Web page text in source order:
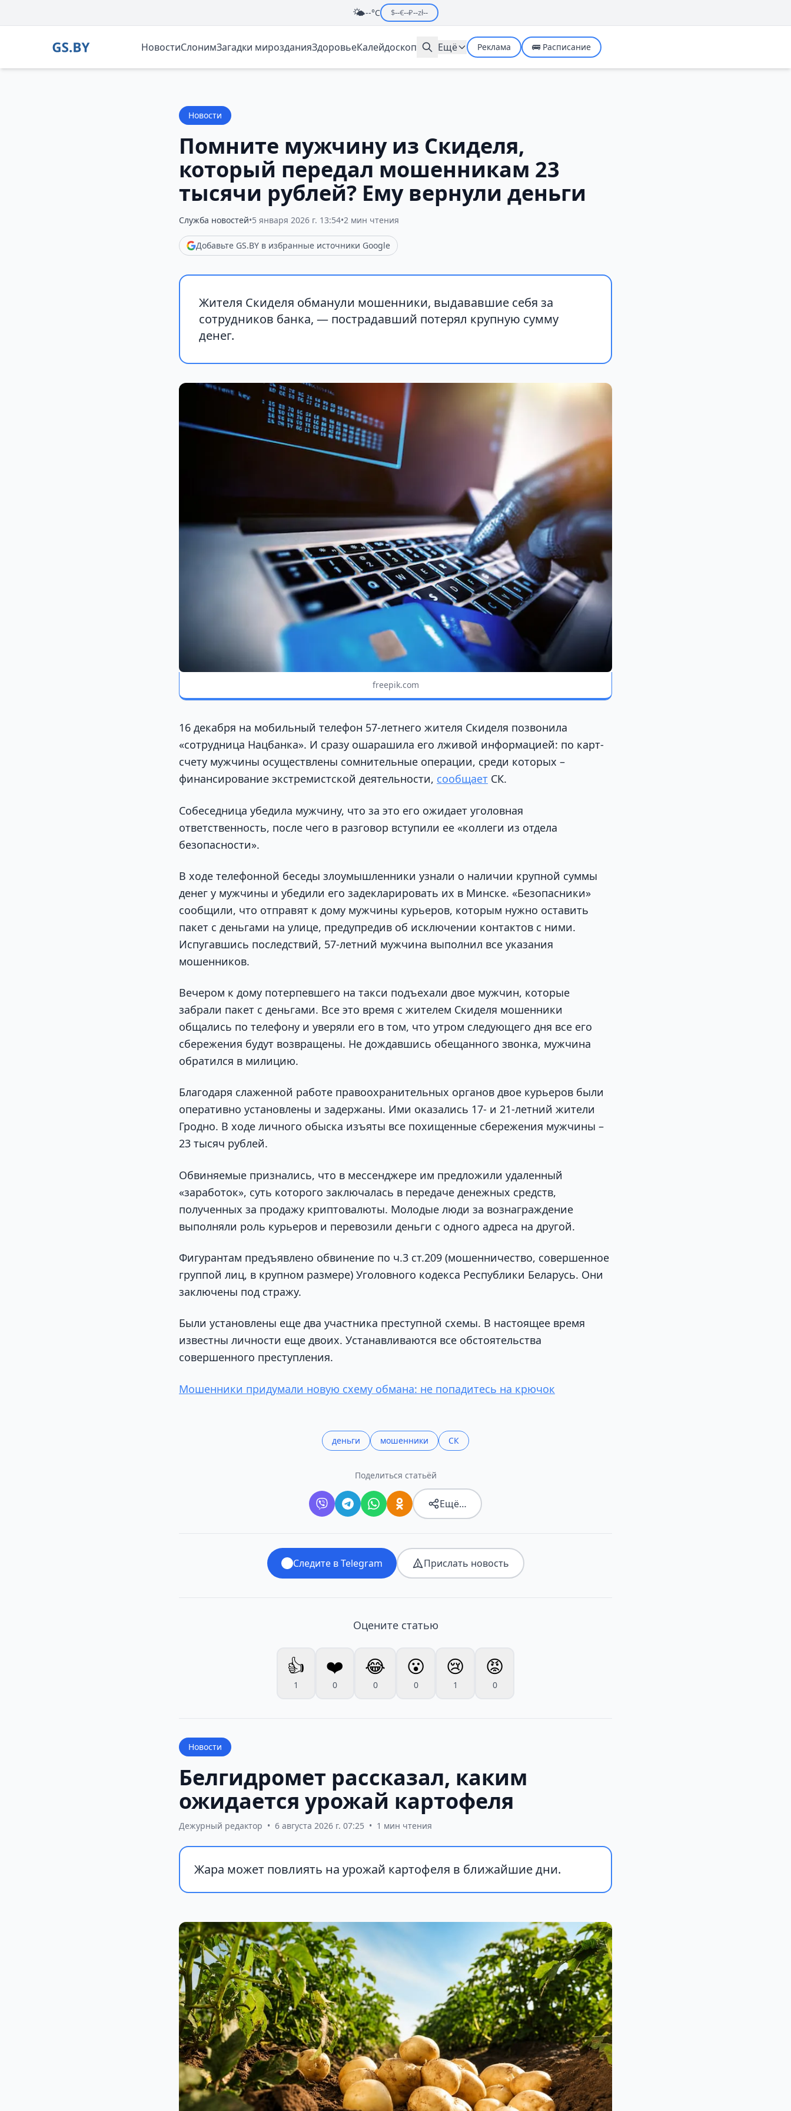
🌤️--°C $--€--₽--zł--
НовостиСлонимЗагадки мирозданияЗдоровьеКалейдоскоп Ещё Реклама 🚌 Расписание
Новости
Помните мужчину из Скиделя,
который передал мошенникам 23
тысячи рублей? Ему вернули деньги
Служба новостей•5 января 2026 г. 13:54•2 мин чтения
Добавьте GS.BY в избранные источники Google
Жителя Скиделя обманули мошенники, выдававшие себя за
сотрудников банка, — пострадавший потерял крупную сумму
денег.
freepik.com
16 декабря на мобильный телефон 57-летнего жителя Скиделя позвонила
«сотрудница Нацбанка». И сразу ошарашила его лживой информацией: по карт-
счету мужчины осуществлены сомнительные операции, среди которых –
финансирование экстремистской деятельности, сообщает СК.
Собеседница убедила мужчину, что за это его ожидает уголовная
ответственность, после чего в разговор вступили ее «коллеги из отдела
безопасности».
В ходе телефонной беседы злоумышленники узнали о наличии крупной суммы
денег у мужчины и убедили его задекларировать их в Минске. «Безопасники»
сообщили, что отправят к дому мужчины курьеров, которым нужно оставить
пакет с деньгами на улице, предупредив об исключении контактов с ними.
Испугавшись последствий, 57-летний мужчина выполнил все указания
мошенников.
Вечером к дому потерпевшего на такси подъехали двое мужчин, которые
забрали пакет с деньгами. Все это время с жителем Скиделя мошенники
общались по телефону и уверяли его в том, что утром следующего дня все его
сбережения будут возвращены. Не дождавшись обещанного звонка, мужчина
обратился в милицию.
Благодаря слаженной работе правоохранительных органов двое курьеров были
оперативно установлены и задержаны. Ими оказались 17- и 21-летний жители
Гродно. В ходе личного обыска изъяты все похищенные сбережения мужчины –
23 тысяч рублей.
Обвиняемые признались, что в мессенджере им предложили удаленный
«заработок», суть которого заключалась в передаче денежных средств,
полученных за продажу криптовалюты. Молодые люди за вознаграждение
выполняли роль курьеров и перевозили деньги с одного адреса на другой.
Фигурантам предъявлено обвинение по ч.3 ст.209 (мошенничество, совершенное
группой лиц, в крупном размере) Уголовного кодекса Республики Беларусь. Они
заключены под стражу.
Были установлены еще два участника преступной схемы. В настоящее время
известны личности еще двоих. Устанавливаются все обстоятельства
совершенного преступления.
Мошенники придумали новую схему обмана: не попадитесь на крючок
деньги мошенники СК
Поделиться статьёй
Ещё…
Следите в Telegram Прислать новость
Оцените статью
👍
1
❤️
0
😂
0
😮
0
😢
1
😡
0
Новости
Белгидромет рассказал, каким
ожидается урожай картофеля
Дежурный редактор • 6 августа 2026 г. 07:25 • 1 мин чтения
Жара может повлиять на урожай картофеля в ближайшие дни.